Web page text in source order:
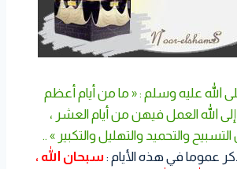
الله عليه وسلم : « ما من أيام أعظم
إلى الله العمل فيهن من أيام العشر ،
والتحميد والتهليل والتكبير » ..
عموما في هذه الأيام : سبحان الله ،